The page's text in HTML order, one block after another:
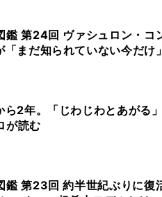
鑑 第24回 ヴァシュロン・コ
まだ知られていない今だけ
ら2年。「じわじわとあがる
が読む
第23回 約半世紀ぶりに復